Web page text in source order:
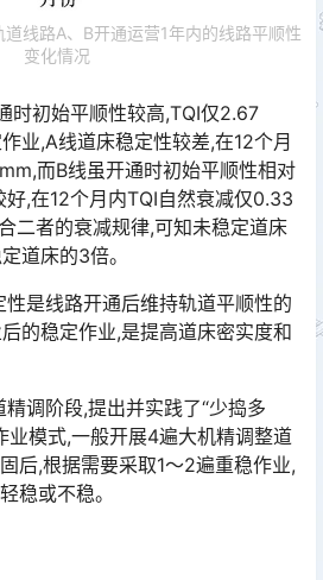
线路A、B开通运营1年内的线路平顺性
变化情况
时初始平顺性较高,TQI仅2.67
业,A线道床稳定性较差,在12个月
而B线虽开通时初始平顺性相对
,在12个月内TQI自然衰减仅0.33
二者的衰减规律,可知未稳定道床
道床的3倍。󠅅󠅃󠄵󠅂󠄪󠇖󠆨󠆨󠇕󠆞󠆒󠅬󠇘󠆭󠆘󠇙󠆝󠅵󠇗󠆭󠆁󠄐󠇗󠅹󠅸󠇖󠆍󠅳󠇖󠅹󠅰󠇖󠆌󠅹
是线路开通后维持轨道平顺性的
的稳定作业,是提高道床密实度和
调阶段,提出并实践了“少捣多
业模式,一般开展4遍大机精调整道
后,根据需要采取1～2遍重稳作业,
稳或不稳。󠅅󠅃󠄵󠅂󠄪󠇖󠆨󠆨󠇕󠆞󠆒󠅬󠇘󠆭󠆘󠇙󠆝󠅵󠇗󠆭󠆁󠄐󠇗󠅹󠅸󠇖󠆍󠅳󠇖󠅹󠅰󠇖󠆌󠅹